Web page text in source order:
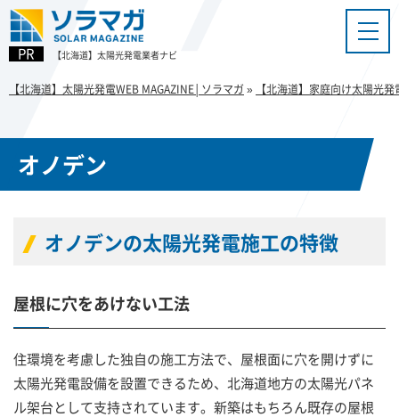
【北海道】太陽光発電業者ナビ
【北海道】太陽光発電WEB MAGAZINE│ソラマガ » 【北海道】家庭向け太陽光
オノデン
オノデンの太陽光発電施工の特徴
屋根に穴をあけない工法
住環境を考慮した独自の施工方法で、屋根面に穴を開けずに
太陽光発電設備を設置できるため、北海道地方の太陽光パネ
ル架台として支持されています。新築はもちろん既存の屋根